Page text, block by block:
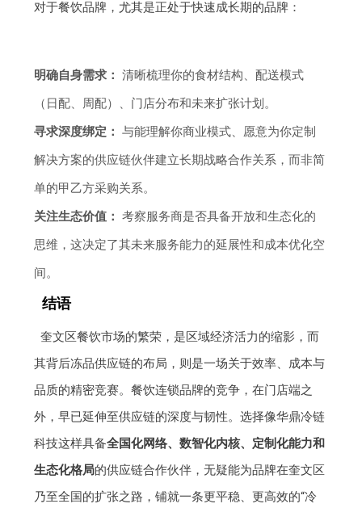
对于餐饮品牌，尤其是正处于快速成长期的品牌：
明确自身需求： 清晰梳理你的食材结构、配送模式
（日配、周配）、门店分布和未来扩张计划。
寻求深度绑定： 与能理解你商业模式、愿意为你定制
解决方案的供应链伙伴建立长期战略合作关系，而非简
单的甲乙方采购关系。
关注生态价值： 考察服务商是否具备开放和生态化的
思维，这决定了其未来服务能力的延展性和成本优化空
间。
结语
奎文区餐饮市场的繁荣，是区域经济活力的缩影，而
其背后冻品供应链的布局，则是一场关于效率、成本与
品质的精密竞赛。餐饮连锁品牌的竞争，在门店端之
外，早已延伸至供应链的深度与韧性。选择像华鼎冷链
科技这样具备全国化网络、数智化内核、定制化能力和
生态化格局的供应链合作伙伴，无疑能为品牌在奎文区
乃至全国的扩张之路，铺就一条更平稳、更高效的“冷